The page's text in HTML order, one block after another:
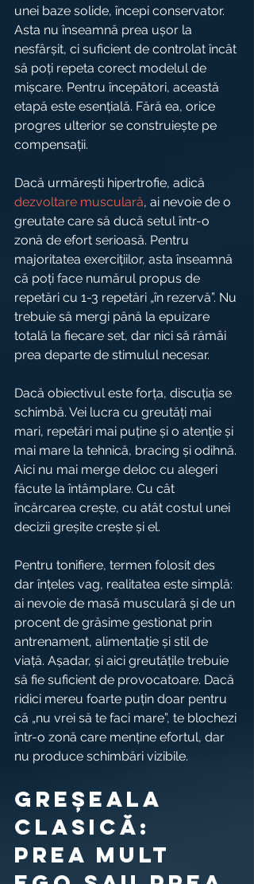
unei baze solide, începi conservator.
Asta nu înseamnă prea ușor la
nesfârșit, ci suficient de controlat încât
să poți repeta corect modelul de
mișcare. Pentru începători, această
etapă este esențială. Fără ea, orice
progres ulterior se construiește pe
compensații.
Dacă urmărești hipertrofie, adică
dezvoltare musculară, ai nevoie de o
greutate care să ducă setul într-o
zonă de efort serioasă. Pentru
majoritatea exercițiilor, asta înseamnă
că poți face numărul propus de
repetări cu 1-3 repetări „în rezervă”. Nu
trebuie să mergi până la epuizare
totală la fiecare set, dar nici să rămâi
prea departe de stimulul necesar.
Dacă obiectivul este forța, discuția se
schimbă. Vei lucra cu greutăți mai
mari, repetări mai puține și o atenție și
mai mare la tehnică, bracing și odihnă.
Aici nu mai merge deloc cu alegeri
făcute la întâmplare. Cu cât
încărcarea crește, cu atât costul unei
decizii greșite crește și el.
Pentru tonifiere, termen folosit des
dar înțeles vag, realitatea este simplă:
ai nevoie de masă musculară și de un
procent de grăsime gestionat prin
antrenament, alimentație și stil de
viață. Așadar, și aici greutățile trebuie
să fie suficient de provocatoare. Dacă
ridici mereu foarte puțin doar pentru
că „nu vrei să te faci mare”, te blochezi
într-o zonă care menține efortul, dar
nu produce schimbări vizibile.
Greșeala
clasică:
prea mult